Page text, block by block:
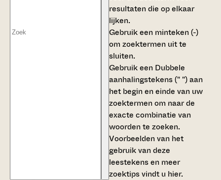
resultaten die op elkaar
lijken.
Gebruik een minteken (-)
om zoektermen uit te
sluiten.
Gebruik een Dubbele
aanhalingstekens (" ")aan
het begin en einde van uw
zoektermen om naar de
exacte combinatie van
woorden te zoeken.
Voorbeelden van het
gebruik van deze
leestekens en meer
zoektips vindt u hier.